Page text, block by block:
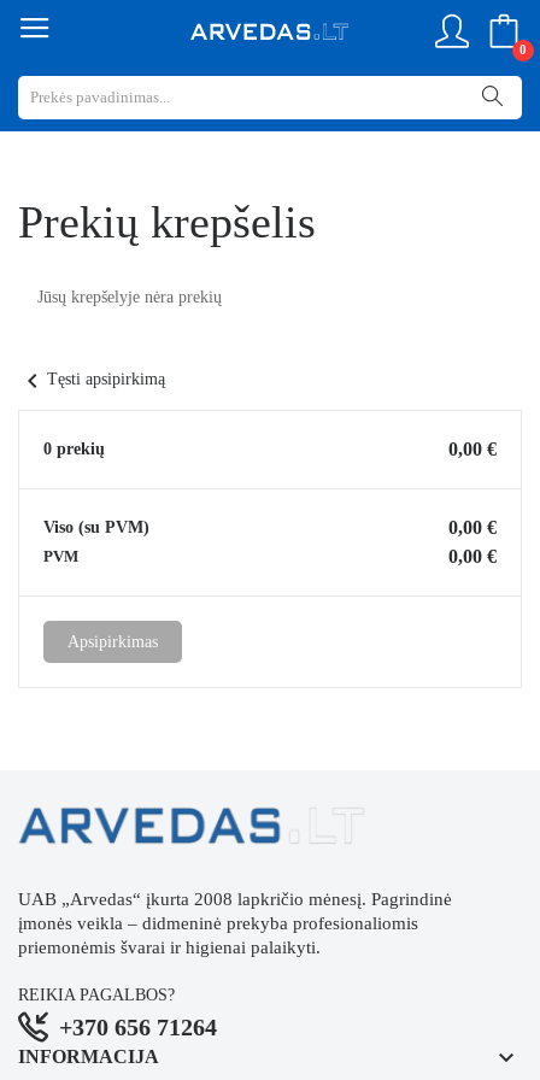
0
Prekių krepšelis
Jūsų krepšelyje nėra prekių
chevron_left Tęsti apsipirkimą
0 prekių 0,00 €
Viso (su PVM) 0,00 €
PVM 0,00 €
Apsipirkimas
UAB „Arvedas“ įkurta 2008 lapkričio mėnesį. Pagrindinė
įmonės veikla – didmeninė prekyba profesionaliomis
priemonėmis švarai ir higienai palaikyti.
REIKIA PAGALBOS?
+370 656 71264
INFORMACIJA keyboard_arrow_down